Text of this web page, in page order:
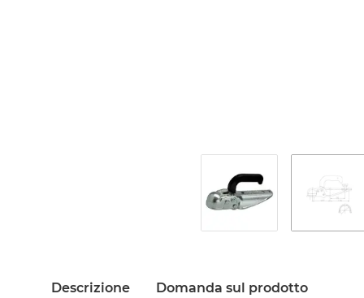
Descrizione Domanda sul prodotto